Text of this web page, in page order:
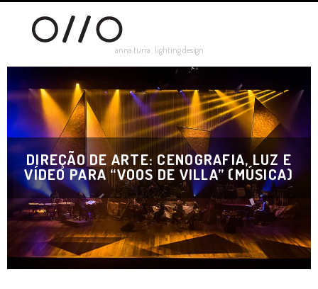
anna turra . lighting design
DIREÇÃO DE ARTE: CENOGRAFIA, LUZ E
VÍDEO PARA “VOOS DE VILLA” (MÚSICA)